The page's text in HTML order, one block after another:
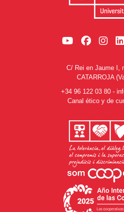
C/ Rei en Jaume I,
CATARROJA
+34 96 122 03 80 -
Canal ético y de